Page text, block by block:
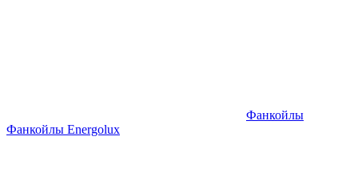
Фанкойлы
Фанкойлы Energolux